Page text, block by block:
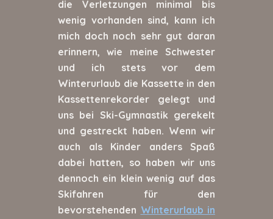
die Verletzungen minimal bis
wenig vorhanden sind, kann ich
mich doch noch sehr gut daran
erinnern, wie meine Schwester
und ich stets vor dem
Winterurlaub die Kassette in den
Kassettenrekorder gelegt und
uns bei Ski-Gymnastik gerekelt
und gestreckt haben. Wenn wir
auch als Kinder anders Spaß
dabei hatten, so haben wir uns
dennoch ein klein wenig auf das
Skifahren für den
bevorstehenden Winterurlaub in